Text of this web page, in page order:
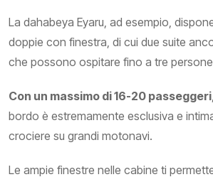
La dahabeya Eyaru, ad esempio,
doppie con finestra, di cui due suite
che possono ospitare fino a tre
Con un massimo di 16-20 passeggeri
bordo è estremamente esclusiva e
crociere su grandi motonavi.
Le ampie finestre nelle cabine ti